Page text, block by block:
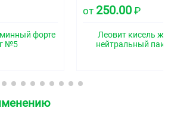
форте
№5
от 250.00 ₽
Леовит кисель
нейтральный